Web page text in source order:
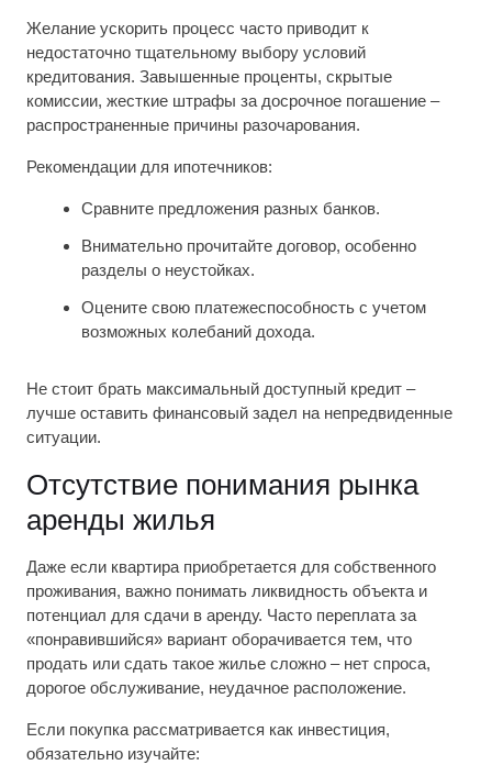
Желание ускорить процесс часто приводит к
недостаточно тщательному выбору условий
кредитования. Завышенные проценты, скрытые
комиссии, жесткие штрафы за досрочное погашение –
распространенные причины разочарования.
Рекомендации для ипотечников:
Сравните предложения разных банков.
Внимательно прочитайте договор, особенно
разделы о неустойках.
Оцените свою платежеспособность с учетом
возможных колебаний дохода.
Не стоит брать максимальный доступный кредит –
лучше оставить финансовый задел на непредвиденные
ситуации.
Отсутствие понимания рынка
аренды жилья
Даже если квартира приобретается для собственного
проживания, важно понимать ликвидность объекта и
потенциал для сдачи в аренду. Часто переплата за
«понравившийся» вариант оборачивается тем, что
продать или сдать такое жилье сложно – нет спроса,
дорогое обслуживание, неудачное расположение.
Если покупка рассматривается как инвестиция,
обязательно изучайте: